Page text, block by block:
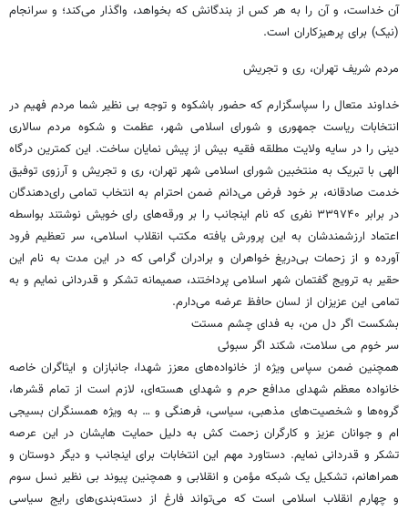
آن خداست، و آن را به هر کس از بندگانش که بخواهد، واگذار می‌کند؛ و سرانجام
(نیک) برای پرهیزکاران است.
مردم شریف تهران، ری و تجریش
خداوند متعال را سپاسگزارم که حضور باشکوه و توجه بی نظیر شما مردم فهیم در
انتخابات ریاست جمهوری و شورای اسلامی شهر، عظمت و شکوه مردم سالاری
دینی را در سایه ولایت مطلقه فقیه بیش از پیش نمایان ساخت. این کمترین درگاه
الهی با تبریک به منتخبین شورای اسلامی شهر تهران، ری و تجریش و آرزوی توفیق
خدمت صادقانه، بر خود فرض می‌دانم ضمن احترام به انتخاب تمامی رای‌دهندگان
در برابر ۳۳۹۷۴۰ نفری که نام اینجانب را بر ورقه‌های رای خویش نوشتند بواسطه
اعتماد ارزشمندشان به این پرورش یافته مکتب انقلاب اسلامی، سر تعظیم فرود
آورده و از زحمات بی‌دریغ خواهران و برادران گرامی که در این مدت به نام این
حقیر به ترویج گفتمان شهر اسلامی پرداختند، صمیمانه تشکر و قدردانی نمایم و به
تمامی این عزیزان از لسان حافظ عرضه می‌دارم.
بشکست اگر دل من، به فدای چشم مستت
سر خوم می سلامت، شکند اگر سبوئی
همچنین ضمن سپاس ویژه از خانواده‌های معزز شهدا، جانبازان و ایثاگران خاصه
خانواده معظم شهدای مدافع حرم و شهدای هسته‌ای، لازم است از تمام قشرها،
گروه‌ها و شخصیت‌های مذهبی، سیاسی، فرهنگی و … به ویژه همسنگران بسیجی
ام و جوانان عزیز و کارگران زحمت کش به دلیل حمایت هایشان در این عرصه
تشکر و قدردانی نمایم. دستاورد مهم این انتخابات برای اینجانب و دیگر دوستان و
همراهانم، تشکیل یک شبکه مؤمن و انقلابی و همچنین پیوند بی نظیر نسل سوم
و چهارم انقلاب اسلامی است که می‌تواند فارغ از دسته‌بندی‌های رایج سیاسی